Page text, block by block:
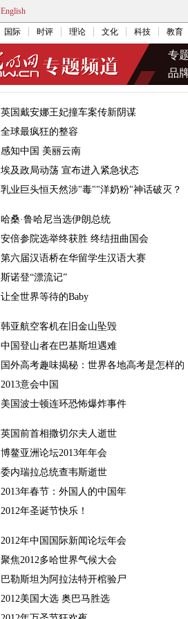
English
国际 时评 理论 文化 科技 教育
专
品
英国戴安娜王妃撞车案传新阴谋
全球最疯狂的整容
感知中国 美丽云南
埃及政局动荡 宣布进入紧急状态
乳业巨头恒天然涉"毒""洋奶粉"神话破灭？
哈桑·鲁哈尼当选伊朗总统
安倍参院选举终获胜 终结扭曲国会
第六届汉语桥在华留学生汉语大赛
斯诺登“漂流记”
让全世界等待的Baby
韩亚航空客机在旧金山坠毁
中国登山者在巴基斯坦遇难
国外高考趣味揭秘：世界各地高考是怎样的
2013意会中国
美国波士顿连环恐怖爆炸事件
英国前首相撒切尔夫人逝世
博鳌亚洲论坛2013年年会
委内瑞拉总统查韦斯逝世
2013年春节：外国人的中国年
2012年圣诞节快乐！
2012年中国国际新闻论坛年会
聚焦2012多哈世界气候大会
巴勒斯坦为阿拉法特开棺验尸
2012美国大选 奥巴马胜选